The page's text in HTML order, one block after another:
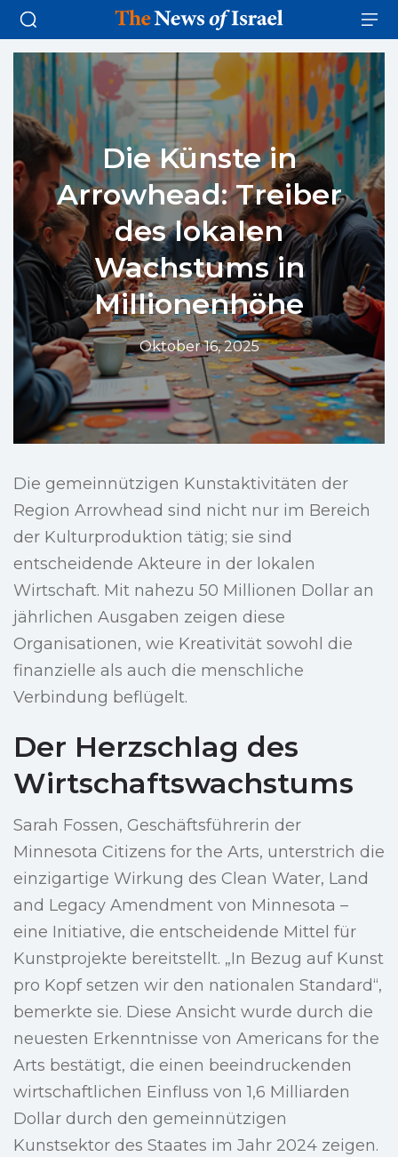
Die Künste in
Arrowhead: Treiber
des lokalen
Wachstums in
Millionenhöhe
Oktober 16, 2025
Die gemeinnützigen Kunstaktivitäten der
Region Arrowhead sind nicht nur im Bereich
der Kulturproduktion tätig; sie sind
entscheidende Akteure in der lokalen
Wirtschaft. Mit nahezu 50 Millionen Dollar an
jährlichen Ausgaben zeigen diese
Organisationen, wie Kreativität sowohl die
finanzielle als auch die menschliche
Verbindung beflügelt.
Der Herzschlag des
Wirtschaftswachstums
Sarah Fossen, Geschäftsführerin der
Minnesota Citizens for the Arts, unterstrich die
einzigartige Wirkung des Clean Water, Land
and Legacy Amendment von Minnesota –
eine Initiative, die entscheidende Mittel für
Kunstprojekte bereitstellt. „In Bezug auf Kunst
pro Kopf setzen wir den nationalen Standard“,
bemerkte sie. Diese Ansicht wurde durch die
neuesten Erkenntnisse von Americans for the
Arts bestätigt, die einen beeindruckenden
wirtschaftlichen Einfluss von 1,6 Milliarden
Dollar durch den gemeinnützigen
Kunstsektor des Staates im Jahr 2024 zeigen.